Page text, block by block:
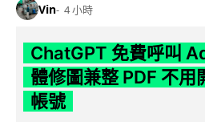
Vin 4 小時
ChatGPT 免費呼叫
體修圖兼整 PDF 不用
帳號